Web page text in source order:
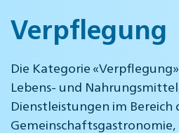
Verpflegung
Die Kategorie
Lebens- und
Dienstleistungen im Bereich